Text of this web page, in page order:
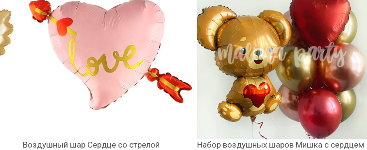
Воздушный шар Сердце со стрелой
Набор воздушных шаров Мишка с сердцем